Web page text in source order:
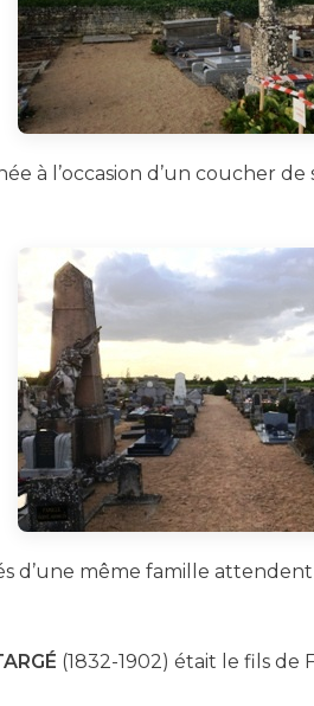
à l’occasion d’un coucher de
d’une même famille
(1832-1902) était le fils de